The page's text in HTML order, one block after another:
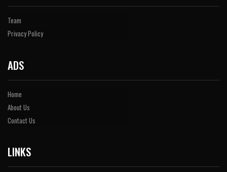
Team
Privacy Policy
ADS
Home
About Us
Contact Us
LINKS